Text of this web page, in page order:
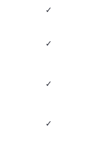
✓
✓
✓
✓